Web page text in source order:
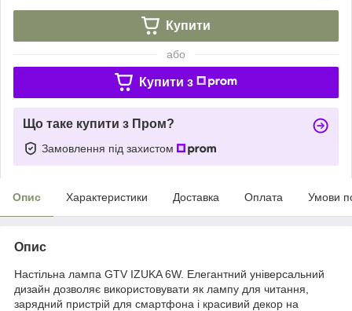
Купити
або
Купити з
Що таке купити з Пром?
Замовлення під захистом
Опис Характеристики Доставка Оплата Умови
Опис
Настільна лампа GTV IZUKA 6W. Елегантний універсальний
дизайн дозволяє використовувати як лампу для читання,
зарядний пристрій для смартфона і красивий декор на